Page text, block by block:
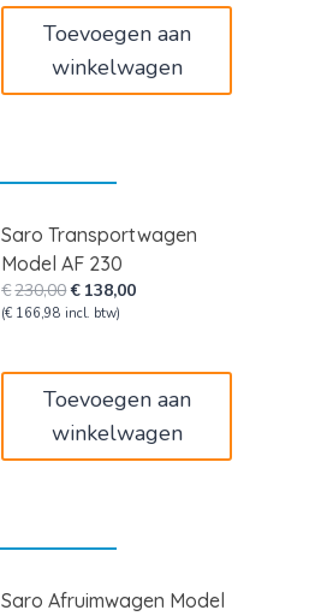
Toevoegen aan
winkelwagen
Saro Transportwagen
Model AF 230
€230,00Oorspronkelijke
prijs
€ 138,00Huidige
(€ 166,98 incl. btw)
Toevoegen aan
winkelwagen
Saro Afruimwagen Model